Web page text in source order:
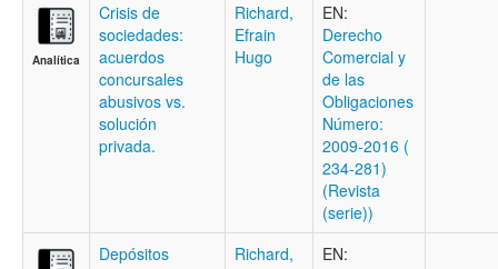
Analítica
Crisis de
sociedades:
acuerdos
concursales
abusivos vs.
solución
privada.
Richard,
Efrain
Hugo
EN:
Derecho
Comercial y
de las
Obligaciones
Número:
2009-2016 (
234-281)
(Revista
(serie))
Depósitos
Richard,
EN: